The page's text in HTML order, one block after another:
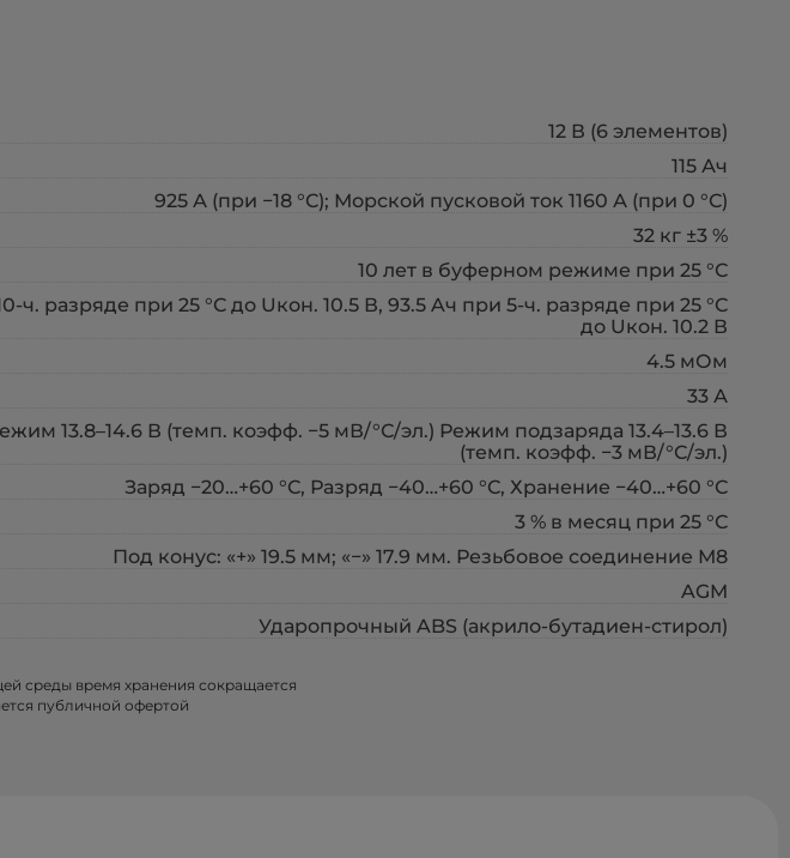
12 В (6 элементов)
115 Ач
925 А (при −18 °С); Морской пусковой ток 1160 А (при 0 °С)
32 кг ±3 %
10 лет в буферном режиме при 25 °С
ч. разряде при 25 °С до Uкон. 10.5 В, 93.5 Aч при 5-ч. разряде при 25 °С
до Uкон. 10.2 В
4.5 мОм
33 А
13.8–14.6 В (темп. коэфф. −5 мВ/°С/эл.) Режим подзаряда 13.4–13.6 В
(темп. коэфф. −3 мВ/°С/эл.)
Заряд −20…+60 °С, Разряд −40…+60 °С, Хранение −40…+60 °С
3 % в месяц при 25 °С
Под конус: «+» 19.5 мм; «−» 17.9 мм. Резьбовое соединение М8
AGM
Ударопрочный ABS (акрило-бутадиен-стирол)
среды время хранения сокращается
публичной офертой